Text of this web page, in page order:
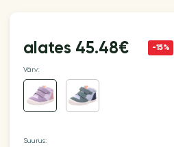
alates 45.48€ -15%
Värv:
Suurus: